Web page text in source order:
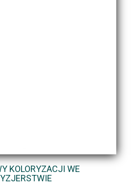
KOLORYZACJI WE